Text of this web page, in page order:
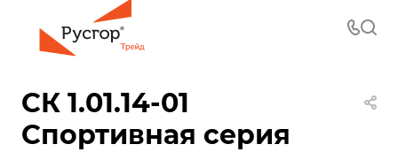
СК 1.01.14-01
Спортивная серия